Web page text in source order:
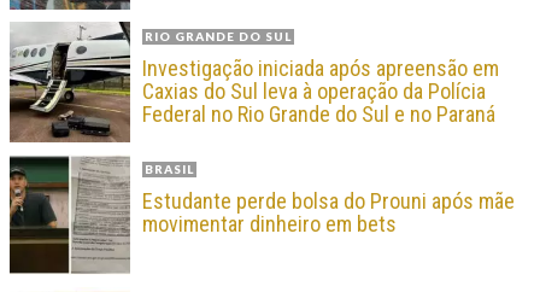
RIO GRANDE DO SUL
Investigação iniciada após apreensão em
Caxias do Sul leva à operação da Polícia
Federal no Rio Grande do Sul e no Paraná
BRASIL
Estudante perde bolsa do Prouni após mãe
movimentar dinheiro em bets